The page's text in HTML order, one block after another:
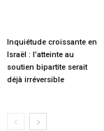
Inquiétude croissante en
Israël : l’atteinte au
soutien bipartite serait
déjà irréversible